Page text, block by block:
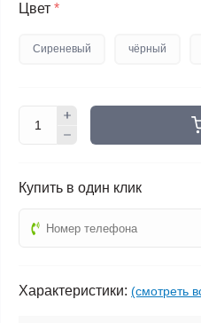
Цвет *
Сиреневый чёрный
Купить в один клик
Характеристики: (смотреть